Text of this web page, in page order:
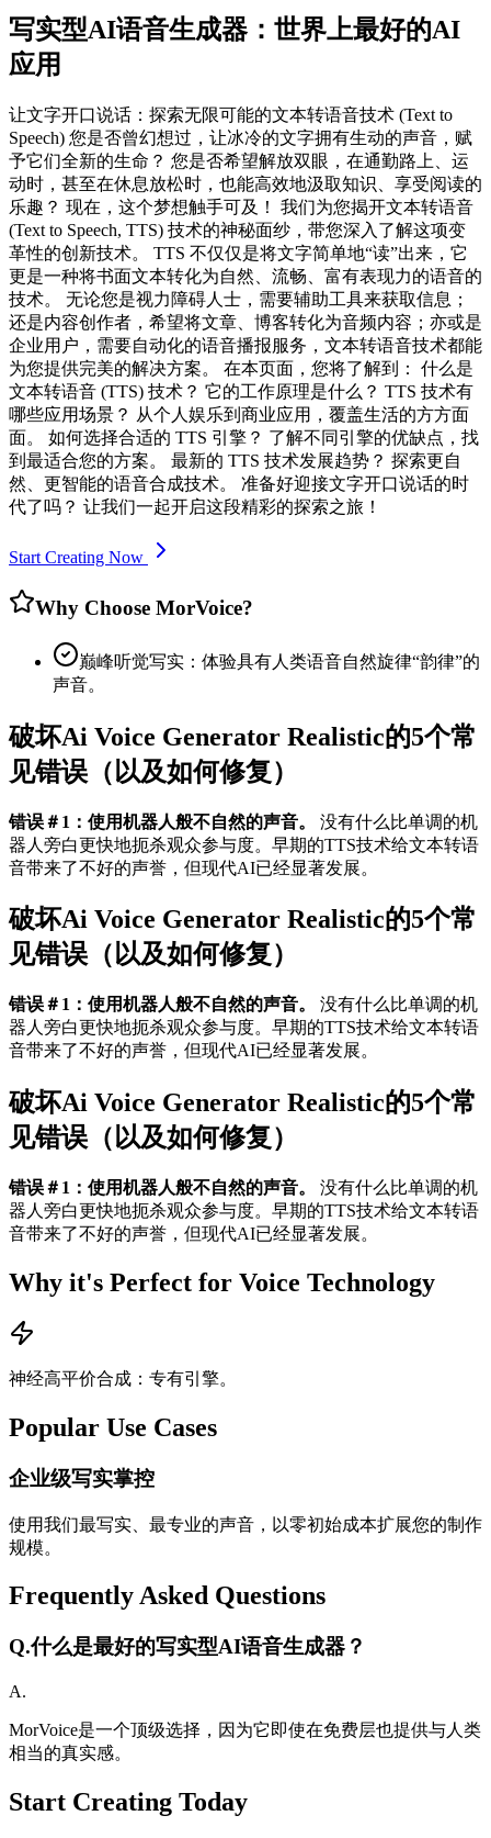
写实型AI语音生成器：世界上最好的AI
应用
让文字开口说话：探索无限可能的文本转语音技术 (Text to
Speech) 您是否曾幻想过，让冰冷的文字拥有生动的声音，赋
予它们全新的生命？ 您是否希望解放双眼，在通勤路上、运
动时，甚至在休息放松时，也能高效地汲取知识、享受阅读的
乐趣？ 现在，这个梦想触手可及！ 我们为您揭开文本转语音
(Text to Speech, TTS) 技术的神秘面纱，带您深入了解这项变
革性的创新技术。 TTS 不仅仅是将文字简单地“读”出来，它
更是一种将书面文本转化为自然、流畅、富有表现力的语音的
技术。 无论您是视力障碍人士，需要辅助工具来获取信息；
还是内容创作者，希望将文章、博客转化为音频内容；亦或是
企业用户，需要自动化的语音播报服务，文本转语音技术都能
为您提供完美的解决方案。 在本页面，您将了解到： 什么是
文本转语音 (TTS) 技术？ 它的工作原理是什么？ TTS 技术有
哪些应用场景？ 从个人娱乐到商业应用，覆盖生活的方方面
面。 如何选择合适的 TTS 引擎？ 了解不同引擎的优缺点，找
到最适合您的方案。 最新的 TTS 技术发展趋势？ 探索更自
然、更智能的语音合成技术。 准备好迎接文字开口说话的时
代了吗？ 让我们一起开启这段精彩的探索之旅！
Start Creating Now
Why Choose MorVoice?
巅峰听觉写实：体验具有人类语音自然旋律“韵律”的
声音。
破坏Ai Voice Generator Realistic的5个常
见错误（以及如何修复）
错误＃1：使用机器人般不自然的声音。
没有什么比单调的机
器人旁白更快地扼杀观众参与度。早期的TTS技术给文本转语
音带来了不好的声誉，但现代AI已经显著发展。
破坏Ai Voice Generator Realistic的5个常
见错误（以及如何修复）
错误＃1：使用机器人般不自然的声音。
没有什么比单调的机
器人旁白更快地扼杀观众参与度。早期的TTS技术给文本转语
音带来了不好的声誉，但现代AI已经显著发展。
破坏Ai Voice Generator Realistic的5个常
见错误（以及如何修复）
错误＃1：使用机器人般不自然的声音。
没有什么比单调的机
器人旁白更快地扼杀观众参与度。早期的TTS技术给文本转语
音带来了不好的声誉，但现代AI已经显著发展。
Why it's Perfect for Voice Technology
神经高平价合成：专有引擎。
Popular Use Cases
企业级写实掌控
使用我们最写实、最专业的声音，以零初始成本扩展您的制作
规模。
Frequently Asked Questions
Q.什么是最好的写实型AI语音生成器？
A.
MorVoice是一个顶级选择，因为它即使在免费层也提供与人类
相当的真实感。
Start Creating Today